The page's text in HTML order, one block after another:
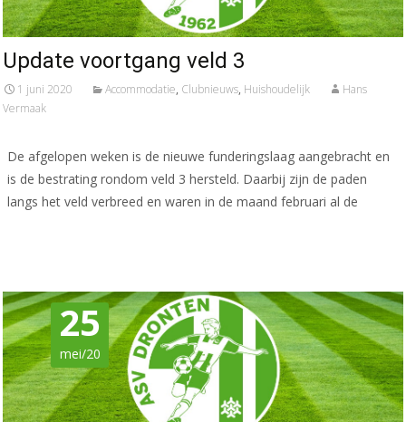
Update voortgang veld 3
1 juni 2020 Accommodatie, Clubnieuws, Huishoudelijk
Hans
Vermaak
De afgelopen weken is de nieuwe funderingslaag aangebracht en
is de bestrating rondom veld 3 hersteld. Daarbij zijn de paden
langs het veld verbreed en waren in de maand februari al de
25
mei/20